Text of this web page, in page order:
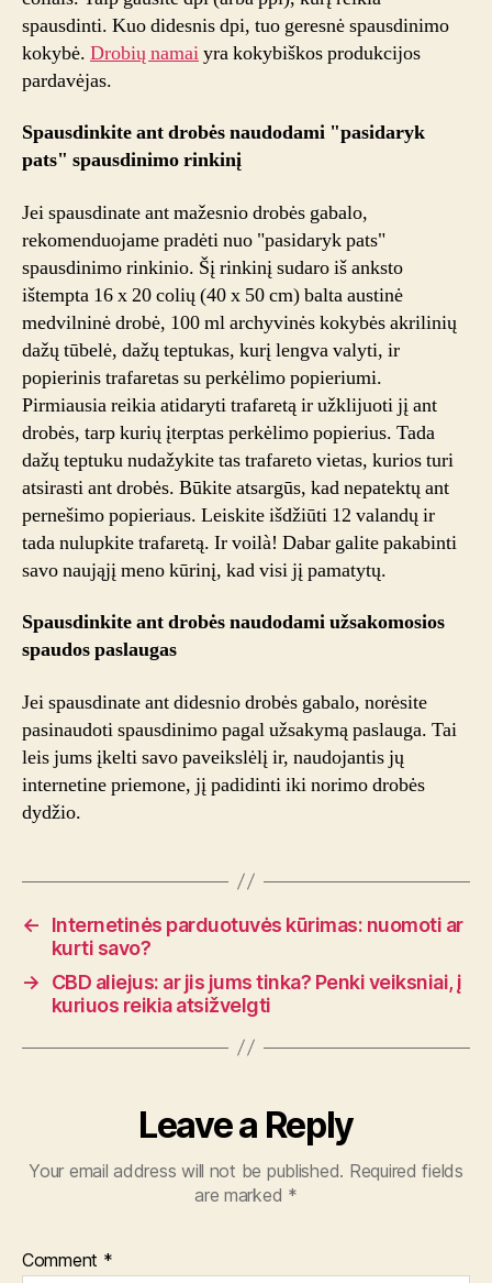
spausdinti. Kuo didesnis dpi, tuo geresnė spausdinimo
kokybė. Drobių namaiyra kokybiškos produkcijos
pardavėjas.
Spausdinkite ant drobės naudodami "pasidaryk
pats" spausdinimo rinkinį
Jei spausdinate ant mažesnio drobės gabalo,
rekomenduojame pradėti nuo "pasidaryk pats"
spausdinimo rinkinio. Šį rinkinį sudaro iš anksto
ištempta 16 x 20 colių (40 x 50 cm) balta austinė
medvilninė drobė, 100 ml archyvinės kokybės akrilinių
dažų tūbelė, dažų teptukas, kurį lengva valyti, ir
popierinis trafaretas su perkėlimo popieriumi.
Pirmiausia reikia atidaryti trafaretą ir užklijuoti jį ant
drobės, tarp kurių įterptas perkėlimo popierius. Tada
dažų teptuku nudažykite tas trafareto vietas, kurios turi
atsirasti ant drobės. Būkite atsargūs, kad nepatektų ant
pernešimo popieriaus. Leiskite išdžiūti 12 valandų ir
tada nulupkite trafaretą. Ir voilà! Dabar galite pakabinti
savo naująjį meno kūrinį, kad visi jį pamatytų.
Spausdinkite ant drobės naudodami užsakomosios
spaudos paslaugas
Jei spausdinate ant didesnio drobės gabalo, norėsite
pasinaudoti spausdinimo pagal užsakymą paslauga. Tai
leis jums įkelti savo paveikslėlį ir, naudojantis jų
internetine priemone, jį padidinti iki norimo drobės
dydžio.
←
Internetinės parduotuvės kūrimas: nuomoti ar
kurti savo?
→
CBD aliejus: ar jis jums tinka? Penki veiksniai, į
kuriuos reikia atsižvelgti
Leave a Reply
Your email address will not be published. Required fields
are marked *
Comment *